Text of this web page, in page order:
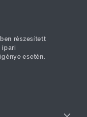
részesített
ipari
esetén.